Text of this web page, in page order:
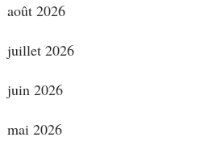
août 2026
juillet 2026
juin 2026
mai 2026